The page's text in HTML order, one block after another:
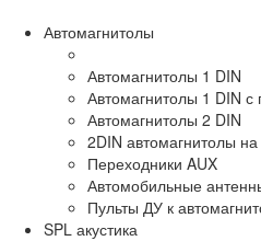
Автомагнитолы
Автомагнитолы 1 DIN
Автомагнитолы 1 DIN
Автомагнитолы 2 DIN
2DIN автомагнитолы
Переходники AUX
Автомобильные
Пульты ДУ к
SPL акустика